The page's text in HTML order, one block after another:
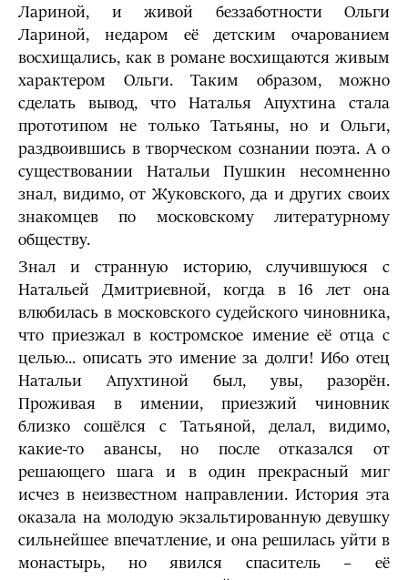
Лариной, и живой беззаботности Ольги
Лариной, недаром её детским очарованием
восхищались, как в романе восхищаются живым
характером Ольги. Таким образом, можно
сделать вывод, что Наталья Апухтина стала
прототипом не только Татьяны, но и Ольги,
раздвоившись в творческом сознании поэта. А о
существовании Натальи Пушкин несомненно
знал, видимо, от Жуковского, да и других своих
знакомцев по московскому литературному
обществу.
Знал и странную историю, случившуюся с
Натальей Дмитриевной, когда в 16 лет она
влюбилась в московского судейского чиновника,
что приезжал в костромское имение её отца с
целью... описать это имение за долги! Ибо отец
Натальи Апухтиной был, увы, разорён.
Проживая в имении, приезжий чиновник
близко сошёлся с Татьяной, делал, видимо,
какие-то авансы, но после отказался от
решающего шага и в один прекрасный миг
исчез в неизвестном направлении. История эта
оказала на молодую экзальтированную девушку
сильнейшее впечатление, и она решилась уйти в
монастырь, но явился спаситель – её